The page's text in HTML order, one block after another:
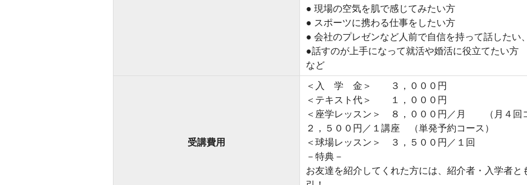
● 現場の空気を肌で感じてみたい方
● スポーツに携わる仕事をしたい方
● 会社のプレゼンなど人前で自信を持って話したい
●話すのが上手になって就活や婚活に役立てたい方
など
受講費用
＜入 学 金＞ ３，０００円
＜テキスト代＞ １，０００円
＜座学レッスン＞ ８，０００円／月 （月４回コ
２，５００円／１講座 （単発予約コース）
＜球場レッスン＞ ３，５００円／１回
－特典－
お友達を紹介してくれた方には、紹介者・入学者と